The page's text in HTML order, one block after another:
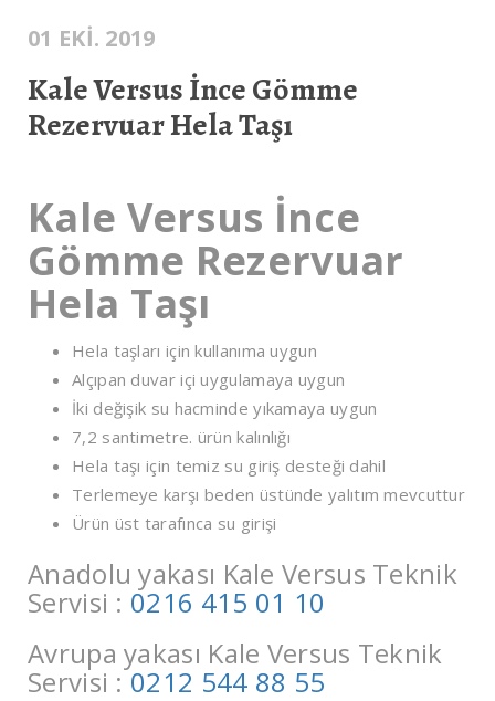
01 EKI. 2019
Kale Versus İnce Gömme
Rezervuar Hela Taşı
Kale Versus İnce
Gömme Rezervuar
Hela Taşı
Hela taşları için kullanıma uygun
Alçıpan duvar içi uygulamaya uygun
İki değişik su hacminde yıkamaya uygun
7,2 santimetre. ürün kalınlığı
Hela taşı için temiz su giriş desteği dahil
Terlemeye karşı beden üstünde yalıtım mevcuttur
Ürün üst tarafınca su girişi
Anadolu yakası Kale Versus Teknik
Servisi : 0216 415 01 10
Avrupa yakası Kale Versus Teknik
Servisi :0212 544 88 55